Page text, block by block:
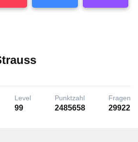
Level
99
Punktzahl
2485658
Fragen
29922